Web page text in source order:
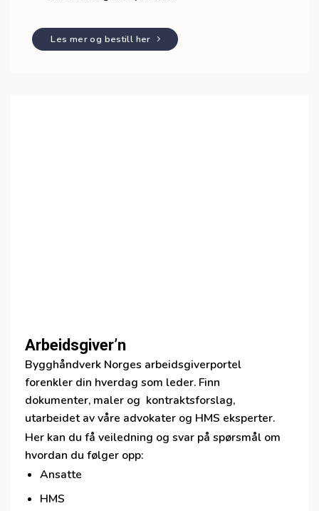
Les mer og bestill her
Arbeidsgiver’n
Bygghåndverk Norges arbeidsgiverportel
forenkler din hverdag som leder. Finn
dokumenter, maler og kontraktsforslag,
utarbeidet av våre advokater og HMS eksperter.
Her kan du få veiledning og svar på spørsmål om
hvordan du følger opp:
Ansatte
HMS